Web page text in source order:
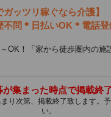
ガッツリ稼ぐなら介護】
不問＊日払いOK＊電話
OK！「家から徒歩圏内の施
が集まった時点で掲載終
り次第、掲載終了致します。
い。